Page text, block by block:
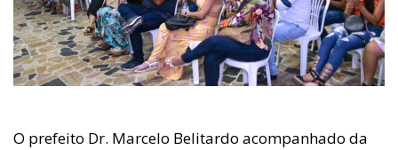
O prefeito Dr. Marcelo Belitardo acompanhado da